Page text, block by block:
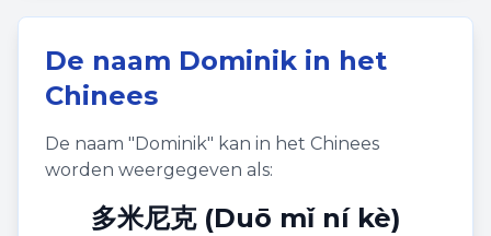
De naam Dominik in het
Chinees
De naam "Dominik" kan in het Chinees
worden weergegeven als:
多米尼克 (Duō mǐ ní kè)